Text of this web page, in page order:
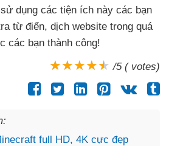
dụng các tiện ích này các bạn
từ điển, dịch website trong quá
các bạn thành công!
/5 ( votes)
full HD, 4K cực đẹp